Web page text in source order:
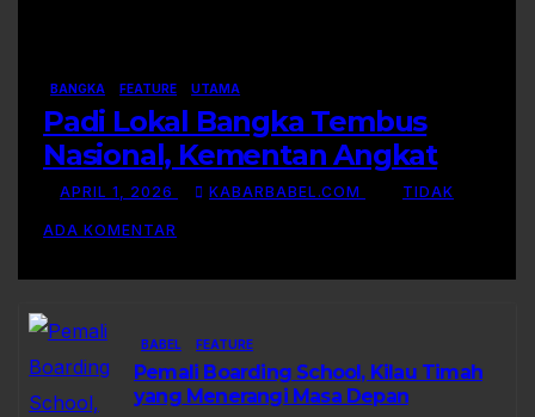
BANGKA FEATURE UTAMA
Padi Lokal Bangka Tembus
Nasional, Kementan Angkat
Kisah Sukses Pelepasan
Varietas
APRIL 1, 2026 KABARBABEL.COM TIDAK
ADA KOMENTAR
BABEL FEATURE
Pemali Boarding School, Kilau Timah
yang Menerangi Masa Depan